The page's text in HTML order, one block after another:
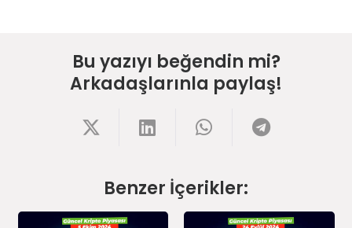
Bu yazıyı beğendin mi?
Arkadaşlarınla paylaş!
Benzer İçerikler: